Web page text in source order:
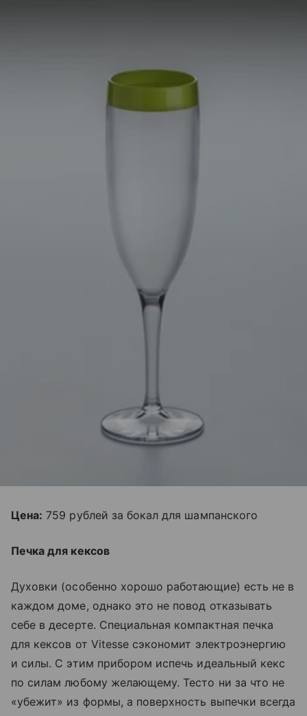
Цена: 759 рублей за бокал для шампанского
Печка для кексов
Духовки (особенно хорошо работающие) есть не в
каждом доме, однако это не повод отказывать
себе в десерте. Специальная компактная печка
для кексов от Vitesse сэкономит электроэнергию
и силы. С этим прибором испечь идеальный кекс
по силам любому желающему. Тесто ни за что не
«убежит» из формы, а поверхность выпечки всегда